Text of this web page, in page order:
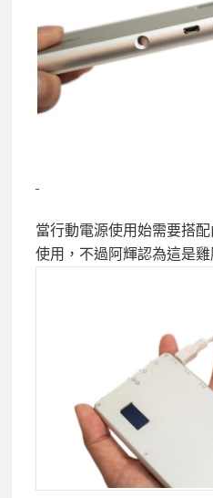
當行動電源使用始需要搭
使用，不過阿輝認為這是